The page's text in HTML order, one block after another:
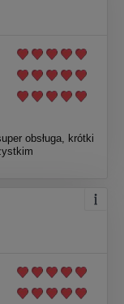
obsługa, krótki